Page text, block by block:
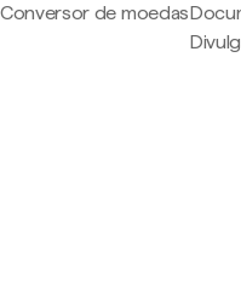
Conversor de moedas